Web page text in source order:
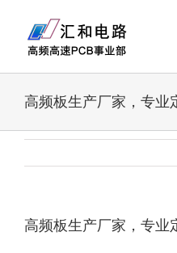
content
高频板生产厂家，专业
高频板生产厂家，专业